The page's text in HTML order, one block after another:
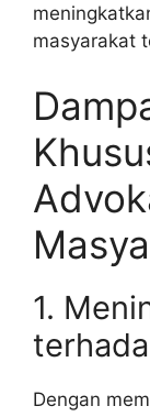
masyarakat
1.
Dengan